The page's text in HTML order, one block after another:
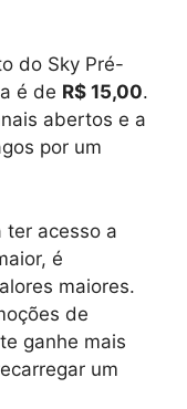
do Sky Pré-
é de R$ 15,00.
abertos e a
por um
ter acesso a
é
maiores.
de
ganhe mais
um